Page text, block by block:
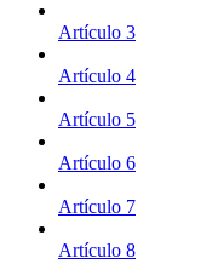
Artículo 3
Artículo 4
Artículo 5
Artículo 6
Artículo 7
Artículo 8